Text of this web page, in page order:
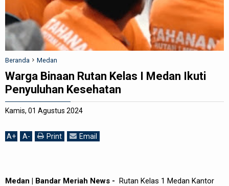
Beranda Medan
Warga Binaan Rutan Kelas I Medan Ikuti
Penyuluhan Kesehatan
Kamis, 01 Agustus 2024
A+ A- Print Email
Medan | Bandar Meriah News - Rutan Kelas 1 Medan Kantor